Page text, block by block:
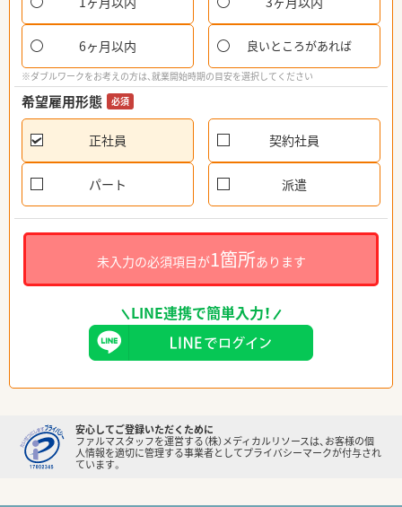
6ヶ月以内 良いところがあれば
※ダブルワークをお考えの方は、就業開始時期の目安を選択してください
希望雇用形態 必須
正社員 契約社員
パート 派遣
未入力の必須項目が1箇所あります
LINE連携で簡単入力！
安心してご登録いただくために
ファルマスタッフを運営する（株）メディカルリソースは、お客様の個
人情報を適切に管理する事業者としてプライバシーマークが付与され
ています。